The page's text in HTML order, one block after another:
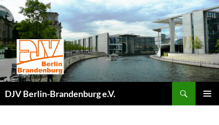
Zum
Inhalt
springen
DJV Berlin-Brandenburg e.V.